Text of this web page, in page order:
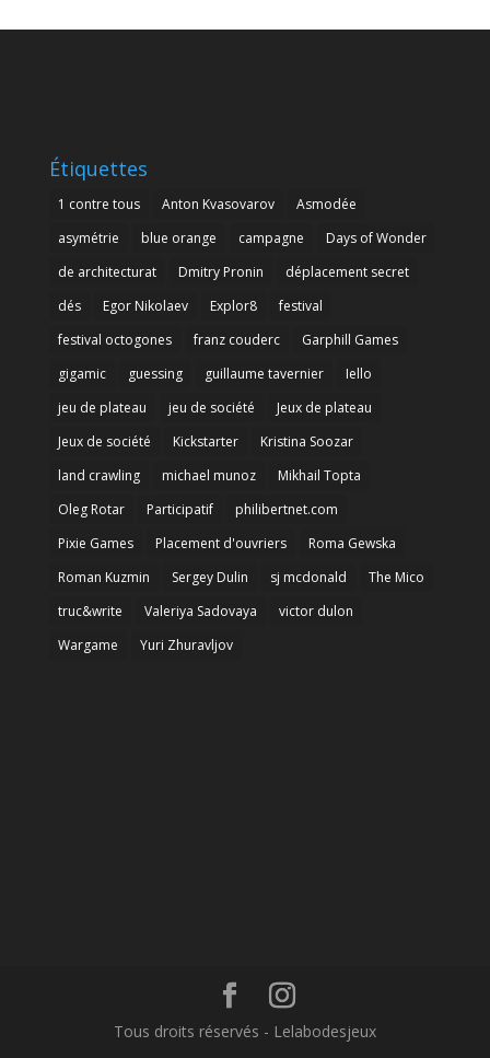
Étiquettes
1 contre tous Anton Kvasovarov
Asmodée
asymétrie
blue orange campagne
Days of Wonder
de architecturat
Dmitry Pronin
déplacement secret
dés
Egor Nikolaev Explor8
festival
festival octogones
franz couderc
Garphill Games
gigamic
guessing guillaume tavernier
Iello
jeu de plateau
jeu de société
Jeux de plateau
Jeux de société
Kickstarter
Kristina Soozar
land crawling
michael munoz
Mikhail Topta
Oleg Rotar
Participatif
philibertnet.com
Pixie Games
Placement d'ouvriers
Roma Gewska
Roman Kuzmin
Sergey Dulin sj mcdonald
The Mico
truc&write
Valeriya Sadovaya
victor dulon
Wargame
Yuri Zhuravljov
Tous droits réservés - Lelabodesjeux